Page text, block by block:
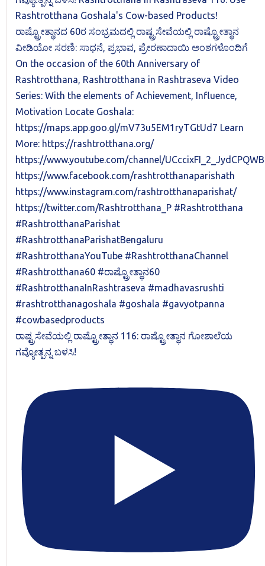
ರಾಷ್ಟ್ರಸೇವೆಯಲ್ಲಿ ರಾಷ್ಟ್ರೋತ್ಥಾನ 116: ರಾಷ್ಟ್ರೋತ್ಥಾನ ಗೋಶಾಲೆಯ
ಗವ್ಯೋತ್ಪನ್ನ ಬಳಸಿ!